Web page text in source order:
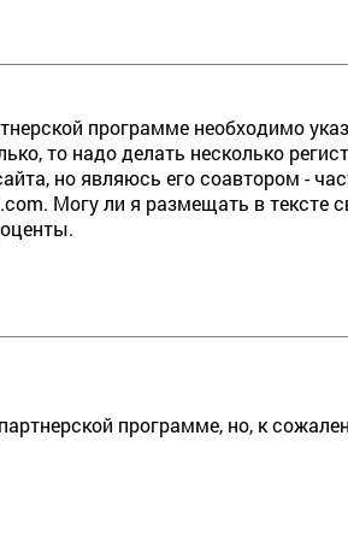
программе необходимо
то надо делать несколько
но являюсь его соавтором -
Могу ли я размещать в тексте
программе, но, к